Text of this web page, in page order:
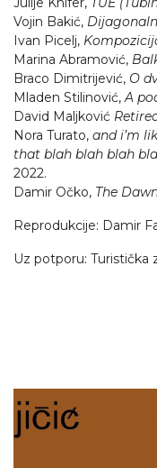
Vojin Bakić,
Ivan Picelj,
Marina Abramović,
Braco Dimitrijević, O
Mladen Stilinović,A
David Maljković
Nora Turato, and i’m
that blah blah blah
2022.
Damir Očko, The
Reprodukcije: Damir
Uz potporu: Turistička